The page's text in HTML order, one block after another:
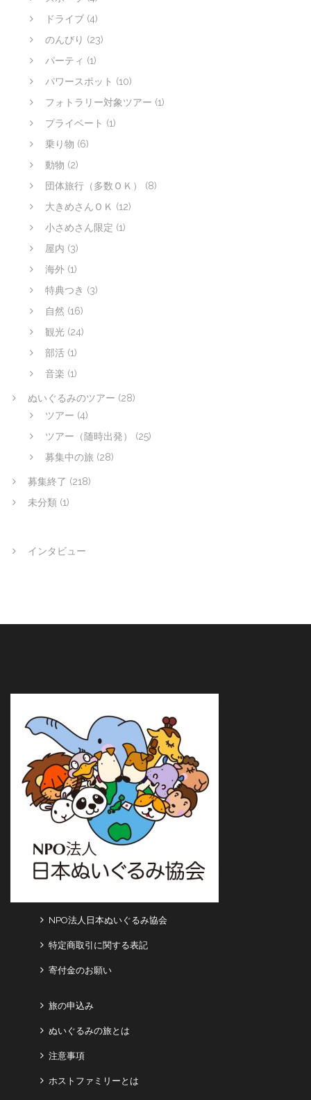
ドライブ (4)
のんびり (23)
パーティ (1)
パワースポット (10)
フォトラリー対象ツアー (1)
プライベート (1)
乗り物 (6)
動物 (2)
団体旅行（多数ＯＫ）
(8)
大きめさんＯＫ (12)
小さめさん限定 (1)
屋内 (3)
海外 (1)
特典つき (3)
自然 (16)
観光 (24)
部活 (1)
音楽 (1)
ぬいぐるみのツアー (28)
ツアー (4)
ツアー（随時出発）
(25)
募集中の旅 (28)
募集終了 (218)
未分類 (1)
インタビュー
NPO法人日本ぬいぐるみ協会
特定商取引に関する表記
寄付金のお願い
旅の申込み
ぬいぐるみの旅とは
注意事項
ホストファミリーとは